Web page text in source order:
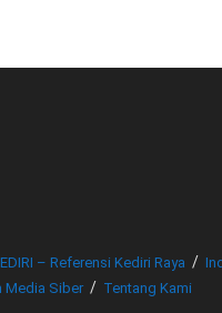
– Referensi Kediri Raya
Media Siber
Tentang Kami